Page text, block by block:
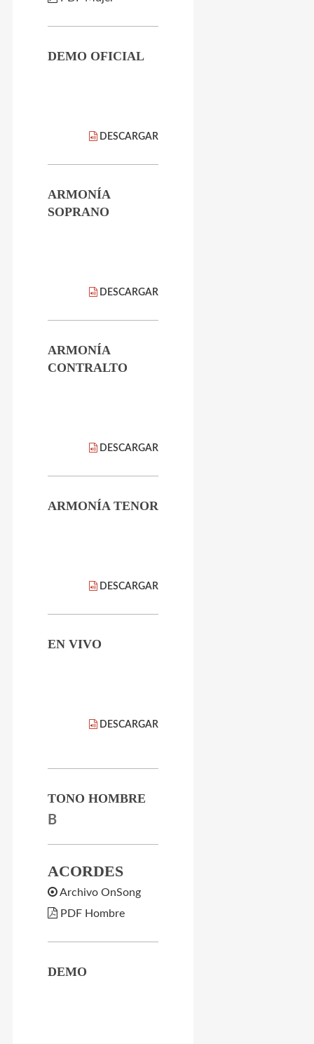
DEMO OFICIAL
DESCARGAR
ARMONÍA
SOPRANO
DESCARGAR
ARMONÍA
CONTRALTO
DESCARGAR
ARMONÍA TENOR
DESCARGAR
EN VIVO
DESCARGAR
TONO HOMBRE
B
ACORDES
Archivo OnSong
PDF Hombre
DEMO